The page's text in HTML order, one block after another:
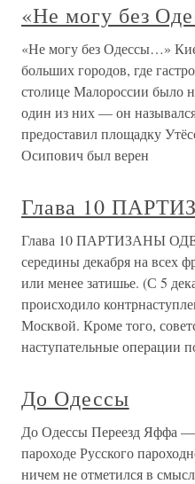
«Не могу без
«Не могу без Одессы…»
больших городов, где
столице Малороссии было
один из них — он
предоставил площадку
Осипович был верен
Глава 10
Глава 10 ПАРТИЗАНЫ
середины декабря на всех
или менее затишье. (С 5
происходило
Москвой. Кроме того,
наступательные операции
До Одессы
До Одессы Переезд Яффа
пароходе Русского
ничем не отметился в